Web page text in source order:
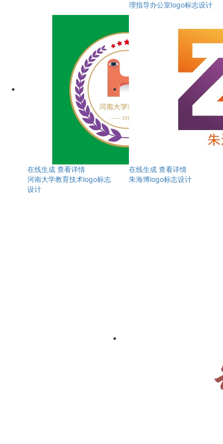
理指导办公室logo标志设计
在线生成 查看详情
河南大学教育技术logo标志
设计
在线生成 查看详情
朱海博logo标志设计